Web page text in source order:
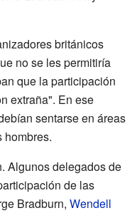
británicos
no se les permitiría
que la participación
extraña". En ese
sentarse en áreas
hombres.
Algunos delegados de
de las
Bradburn, Wendell